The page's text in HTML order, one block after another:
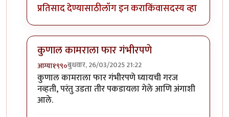
प्रतिसाद देण्यासाठीलॉग इन कराकिंवासदस्य व्हा
कुणाल कामराला फार गंभीरपणे
आग्या१९९०बुधवार, 26/03/2025 21:22
In reply toएकदाbyमाईसाहेब कुरसूंदीकर
कुणाल कामराला फार गंभीरपणे घ्यायची गरज
नव्हती, परंतु उडता तीर पकडायला गेले आणि अंगाशी
आले.